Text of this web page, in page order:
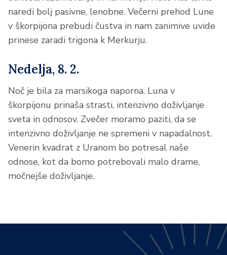
naredi bolj pasivne, lenobne. Večerni prehod Lune
v škorpijona prebudi čustva in nam zanimive uvide
prinese zaradi trigona k Merkurju.
Nedelja, 8. 2.
Noč je bila za marsikoga naporna. Luna v
škorpijonu prinaša strasti, intenzivno doživljanje
sveta in odnosov. Zvečer moramo paziti, da se
intenzivno doživljanje ne spremeni v napadalnost.
Venerin kvadrat z Uranom bo potresal naše
odnose, kot da bomo potrebovali malo drame,
močnejše doživljanje.